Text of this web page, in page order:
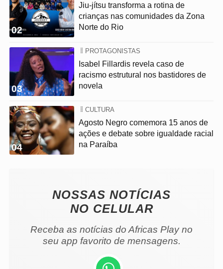
02
Jiu-jítsu transforma a rotina de
crianças nas comunidades da Zona
Norte do Rio
03
PROTAGONISTAS
Isabel Fillardis revela caso de
racismo estrutural nos bastidores de
novela
04
CULTURA
Agosto Negro comemora 15 anos de
ações e debate sobre igualdade racial
na Paraíba
NOSSAS NOTÍCIAS
NO CELULAR
Receba as notícias do Africas Play no
seu app favorito de mensagens.